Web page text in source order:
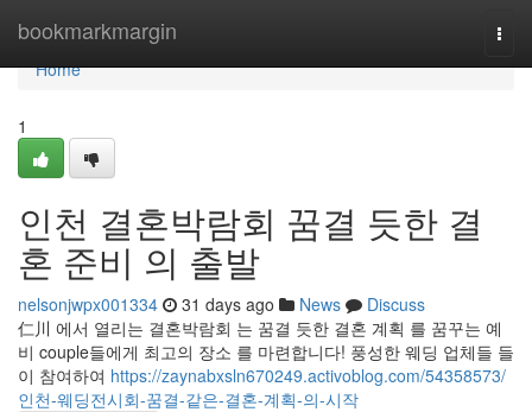
bookmarkmargin
Home
Home
1
인천 결혼박람회 꿈결 듯한 결
혼 준비 의 출발
nelsonjwpx001334 31 days ago News
Discuss
仁川 에서 열리는 결혼박람회 는 꿈결 듯한 결혼 계획 를 꿈꾸는 예
비 couple들에게 최고의 장소 를 마련합니다! 풍성한 웨딩 업체들 들
이 참여하여 https://zaynabxsln670249.activoblog.com/54358573/
인천-웨딩전시회-꿈결-같은-결혼-계획-의-시작